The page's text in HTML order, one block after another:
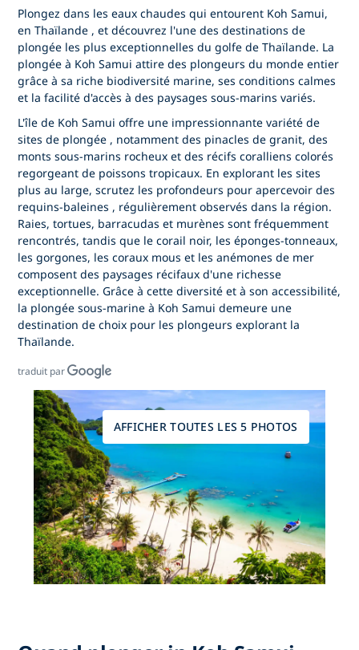
Plongez dans les eaux chaudes qui entourent Koh Samui,
en Thaïlande , et découvrez l'une des destinations de
plongée les plus exceptionnelles du golfe de Thaïlande. La
plongée à Koh Samui attire des plongeurs du monde entier
grâce à sa riche biodiversité marine, ses conditions calmes
et la facilité d'accès à des paysages sous-marins variés.
L'îlede Koh Samui offre une impressionnante variété de
sites de plongée , notamment des pinacles de granit, des
monts sous-marins rocheux et des récifs coralliens colorés
regorgeant de poissons tropicaux. En explorant les sites
plus au large, scrutez les profondeurs pourapercevoir des
requins-baleines , régulièrement observés dans la région.
Raies, tortues, barracudas et murènes sont fréquemment
rencontrés, tandis que le corail noir, les éponges-tonneaux,
les gorgones, les coraux mous et les anémones de mer
composent des paysages récifaux d'une richesse
exceptionnelle. Grâce à cette diversité et à son accessibilité,
la plongée sous-marine à Koh Samui demeure une
destination de choix pour les plongeurs explorant la
Thaïlande.
traduit par
AFFICHER TOUTES LES 5 PHOTOS